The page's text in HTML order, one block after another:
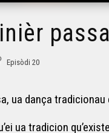
Episòdi 20
ua dança
ua tradicion